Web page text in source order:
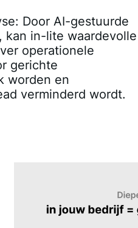
Door AI-gestuurde
kan in-lite waardevolle
operationele
gerichte
worden en
verminderd wordt.